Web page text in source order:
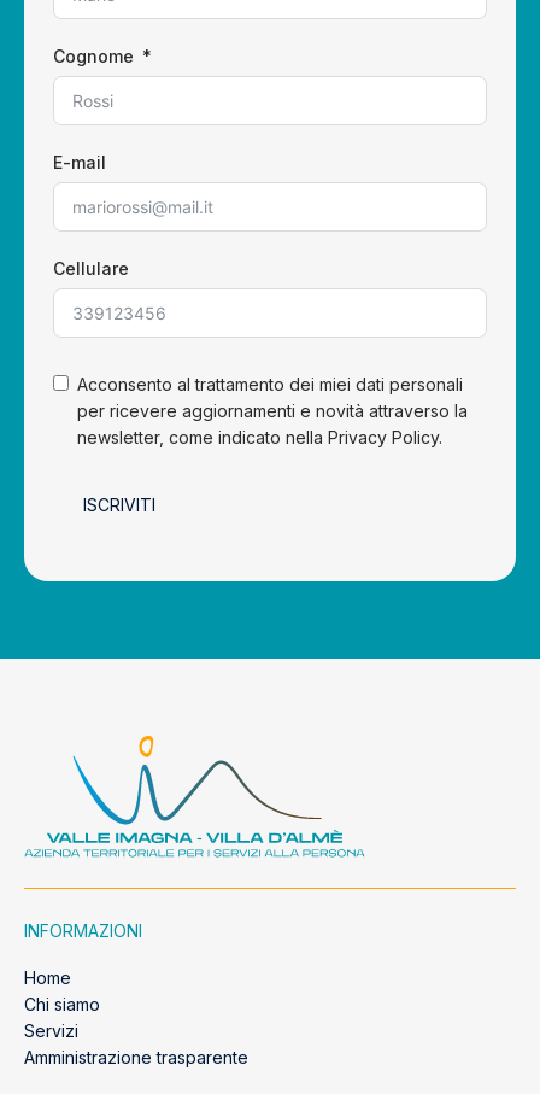
Cognome
E-mail
Cellulare
Acconsento al trattamento dei miei dati personali
per ricevere aggiornamenti e novità attraverso la
newsletter, come indicato nella Privacy Policy.
ISCRIVITI
INFORMAZIONI
Home
Chi siamo
Servizi
Amministrazione trasparente